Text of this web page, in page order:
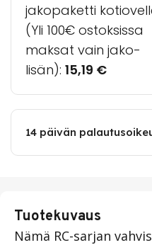
jakopaketti
(Yli 100€ ostoksissa
maksat vain jako-
lisän): 15,19 €
14 päivän
Tuotekuvaus
Nämä RC-sarjan